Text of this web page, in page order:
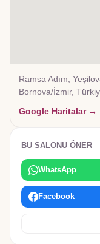
Ramsa Adım,
Bornova/İzmir,
Google Haritalar →
BU SALONU ÖNER
WhatsApp
Facebook